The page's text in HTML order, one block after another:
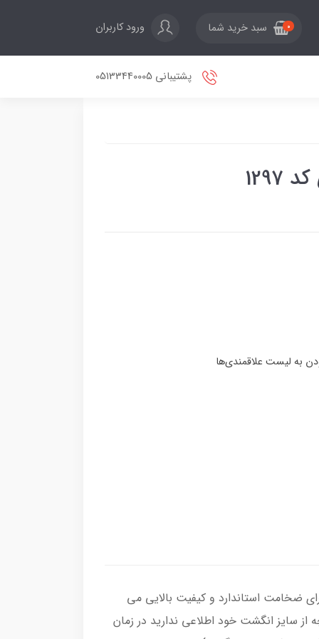
0 سبد خرید شما ورود کاربران
پشتیبانی 05133440005
، رکاب انگشتر از نقره اصل با عیار بین المللی 925 ساخته شده و دارای ضخامت استاندارد و کیفیت بالایی می‌
از سایز انگشت خود اطلاعی ندارید در زمان